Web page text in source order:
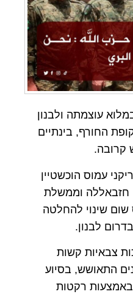
עוצמתה ולבנון
החורף, בינתיים
קרובה.
עמוס הוכשטיין
חזבאללה וממשלת
שום שינוי להחלטה
צבאיות קשות
התאושש, בסיוע
באמצעות רקטות